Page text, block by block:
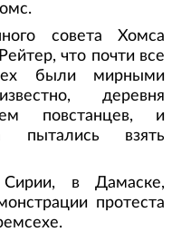
совета Хомса
что почти все
были мирными
деревня
повстанцев, и
пытались взять
в Дамаске,
протеста